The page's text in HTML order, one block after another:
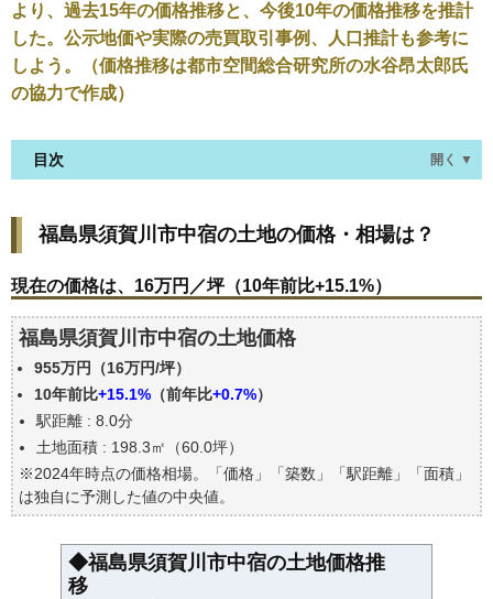
より、過去15年の価格推移と、今後10年の価格推移を推計
した。公示地価や実際の売買取引事例、人口推計も参考に
しよう。（価格推移は都市空間総合研究所の水谷昂太郎氏
の協力で作成）
目次 開く ▼
現在の価格は、16万円／坪（10年前比+15.1%）
価格を詳細に分析しよう
福島県須賀川市中宿の土地の過去の売買事例
公示地価はいくら
エリアの将来性を人口予想から検討しよう
自分の年収でいくらの不動産が買える？
福島県須賀川市中宿の土地の価格・相場は？
現在の価格は、16万円／坪（10年前比+15.1%）
福島県須賀川市中宿の土地価格
955万円（16万円/坪）
10年前比+15.1% （前年比+0.7%）
駅距離 : 8.0分
土地面積 : 198.3㎡（60.0坪）
※2024年時点の価格相場。「価格」「築数」「駅距離」「面積」
は独自に予測した値の中央値。
◆福島県須賀川市中宿の土地価格推
移